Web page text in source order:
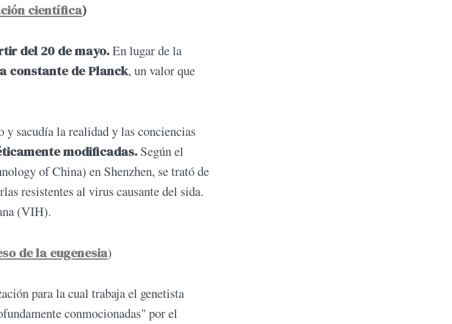
científica)
del 20 de mayo.En lugar de la
constante de Planck, un valor que
y sacudía la realidad y las conciencias
modificadas. Según el
of China) en Shenzhen, se trató de
resistentes al virus causante del sida.
(VIH).
de la eugenesia)
para la cual trabaja el genetista
conmocionadas" por el